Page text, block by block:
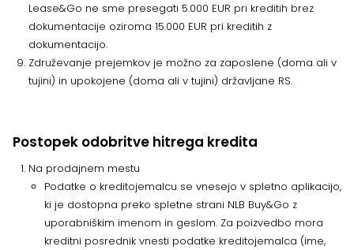
Lease&Go ne sme presegati 5.000 EUR pri kreditih brez
dokumentacije oziroma 15.000 EUR pri kreditih z
dokumentacijo.
Združevanje prejemkov je možno za zaposlene (doma ali v
tujini) in upokojene (doma ali v tujini) državljane RS.
Postopek odobritve hitrega kredita
Na prodajnem mestu
Podatke o kreditojemalcu se vnesejo v spletno aplikacijo,
ki je dostopna preko spletne strani NLB Buy&Go z
uporabniškim imenom in geslom. Za poizvedbo mora
kreditni posrednik vnesti podatke kreditojemalca (ime,